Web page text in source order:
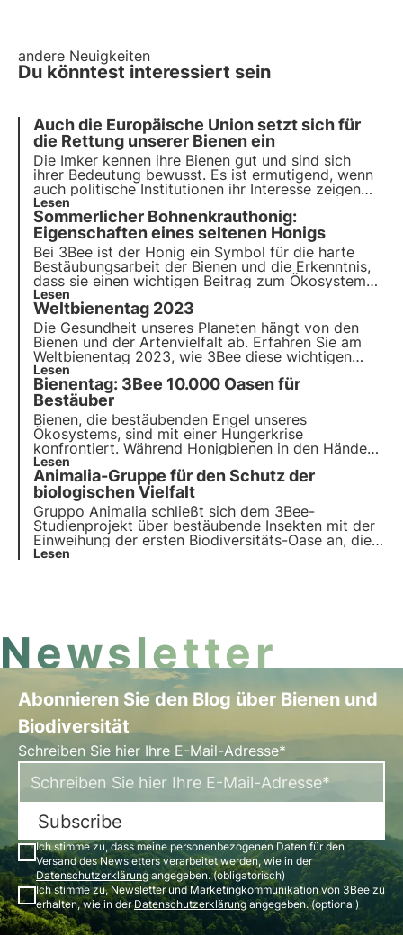
andere Neuigkeiten
Du könntest interessiert sein
Auch die Europäische Union setzt sich für
die Rettung unserer Bienen ein
Die Imker kennen ihre Bienen gut und sind sich
ihrer Bedeutung bewusst. Es ist ermutigend, wenn
auch politische Institutionen ihr Interesse zeigen
und versuchen, konkrete Vorschläge zum Schutz
dieser wertvollen Insekten und derjenigen, die sie
pflegen, zu machen.
Lesen
Sommerlicher Bohnenkrauthonig:
Eigenschaften eines seltenen Honigs
Bei 3Bee ist der Honig ein Symbol für die harte
Bestäubungsarbeit der Bienen und die Erkenntnis,
dass sie einen wichtigen Beitrag zum Ökosystem
leisten. Unsere Projekte unterstützen die
biologische Vielfalt und sorgen durch unsere
Züchter für eine gesunde Umwelt für Bestäuber.
Lesen
Weltbienentag 2023
Die Gesundheit unseres Planeten hängt von den
Bienen und der Artenvielfalt ab. Erfahren Sie am
Weltbienentag 2023, wie 3Bee diese wichtigen
Insekten und andere Bestäuber schützt. Lesen Sie
uneren Blog um mehr zu erfahren!
Lesen
Bienentag: 3Bee 10.000 Oasen für
Bestäuber
Bienen, die bestäubenden Engel unseres
Ökosystems, sind mit einer Hungerkrise
konfrontiert. Während Honigbienen in den Händen
von Imkern Schutz und Pflege finden, kämpfen
Wildbienen allein und ohne Helden, die sie
unterstützen. 3Bee hat beschlossen, sie nicht
länger allein zu lassen und in ihre Pflege zu
investieren.
Lesen
Animalia-Gruppe für den Schutz der
biologischen Vielfalt
Gruppo Animalia schließt sich dem 3Bee-
Studienprojekt über bestäubende Insekten mit der
Einweihung der ersten Biodiversitäts-Oase an, die
aus 200 nektarspendenden Bäumen in drei
Lesen
Newsletter
Abonnieren Sie den Blog über Bienen und
Biodiversität
Schreiben Sie hier Ihre E-Mail-Adresse*
Subscribe
Ich stimme zu, dass meine personenbezogenen Daten für den
Versand des Newsletters verarbeitet werden, wie in der
Datenschutzerklärungangegeben. (obligatorisch)
Ich stimme zu, Newsletter und Marketingkommunikation von 3Bee zu
erhalten, wie in derDatenschutzerklärungangegeben. (optional)